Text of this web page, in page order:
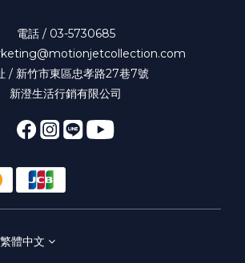
電話 / 03-5730685
/ 新竹市東區忠孝路27巷7號
新澄生活行銷有限公司
繁體中文